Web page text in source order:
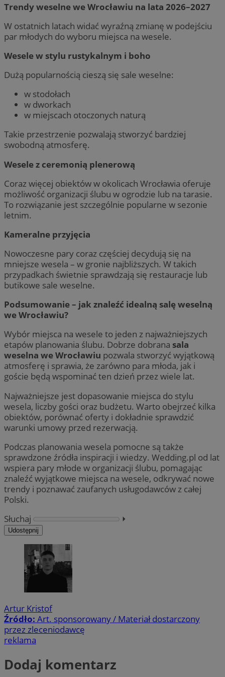
Trendy weselne we Wrocławiu na lata 2026–2027
W ostatnich latach widać wyraźną zmianę w podejściu
par młodych do wyboru miejsca na wesele.
Wesele w stylu rustykalnym i boho
Dużą popularnością cieszą się sale weselne:
w stodołach
w dworkach
w miejscach otoczonych naturą
Takie przestrzenie pozwalają stworzyć bardziej
swobodną atmosferę.
Wesele z ceremonią plenerową
Coraz więcej obiektów w okolicach Wrocławia oferuje
możliwość organizacji ślubu w ogrodzie lub na tarasie.
To rozwiązanie jest szczególnie popularne w sezonie
letnim.
Kameralne przyjęcia
Nowoczesne pary coraz częściej decydują się na
mniejsze wesela – w gronie najbliższych. W takich
przypadkach świetnie sprawdzają się restauracje lub
butikowe sale weselne.
Podsumowanie – jak znaleźć idealną salę weselną
we Wrocławiu?
Wybór miejsca na wesele to jeden z najważniejszych
etapów planowania ślubu. Dobrze dobrana sala
weselna we Wrocławiu pozwala stworzyć wyjątkową
atmosferę i sprawia, że zarówno para młoda, jak i
goście będą wspominać ten dzień przez wiele lat.
Najważniejsze jest dopasowanie miejsca do stylu
wesela, liczby gości oraz budżetu. Warto obejrzeć kilka
obiektów, porównać oferty i dokładnie sprawdzić
warunki umowy przed rezerwacją.
Podczas planowania wesela pomocne są także
sprawdzone źródła inspiracji i wiedzy. Wedding.pl od lat
wspiera pary młode w organizacji ślubu, pomagając
znaleźć wyjątkowe miejsca na wesele, odkrywać nowe
trendy i poznawać zaufanych usługodawców z całej
Polski.
Słuchaj
⏵︎
Udostępnij
Artur Kristof
Źródło: Art. sponsorowany / Materiał dostarczony
przez zleceniodawcę
reklama
Dodaj komentarz